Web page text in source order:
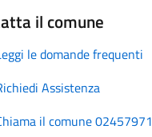
il comune
le domande frequenti
Assistenza
il comune 02457971